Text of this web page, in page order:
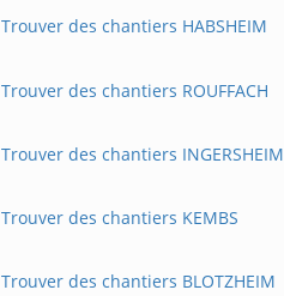
Trouver des chantiers HABSHEIM
Trouver des chantiers ROUFFACH
Trouver des chantiers INGERSHEIM
Trouver des chantiers KEMBS
Trouver des chantiers BLOTZHEIM